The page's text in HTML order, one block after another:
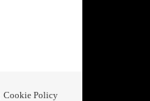
Cookie Policy